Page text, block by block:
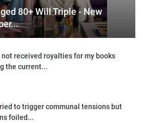
80+ Will Triple - New
not received royalties for my books
the current...
to trigger communal tensions but
foiled...